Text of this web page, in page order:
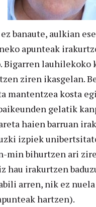
banaute, aulkian
apunteak
Bigarren lauhilekoko
ziren ikasgelan.
mantentzea kosta
gelatik
haien barruan
izpiek
min bihurtzen ari
irakurtzen
arren, nik ez
hartzen).